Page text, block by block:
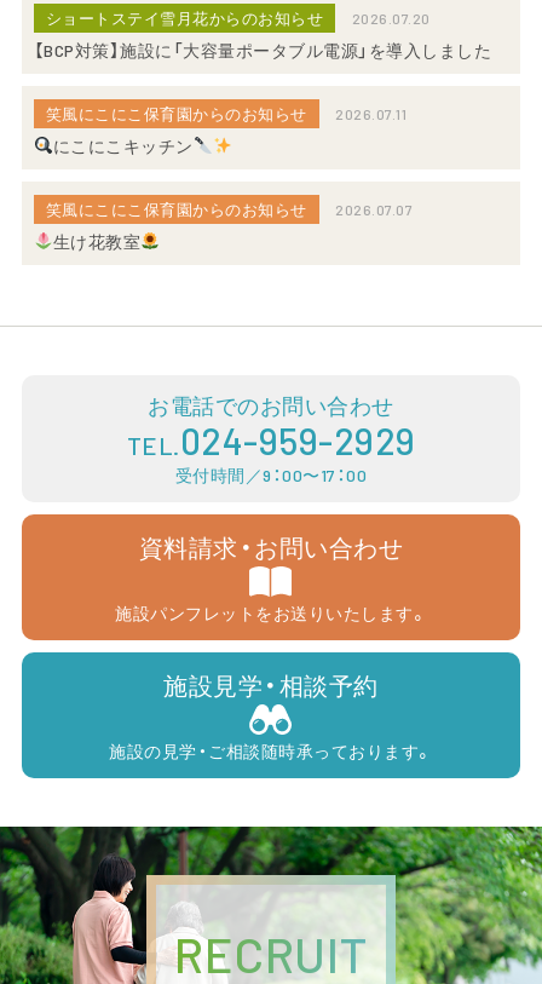
ショートステイ雪月花からのお知らせ 2026.07.20
【BCP対策】施設に「大容量ポータブル電源」を導入しました
笑風にこにこ保育園からのお知らせ 2026.07.11
にこにこキッチン
笑風にこにこ保育園からのお知らせ 2026.07.07
生け花教室
お電話でのお問い合わせ
TEL. 024-959-2929
受付時間／9：00〜17：00
資料請求・お問い合わせ
施設パンフレットをお送りいたします。
施設見学・相談予約
施設の見学・ご相談随時承っております。
RECRUIT